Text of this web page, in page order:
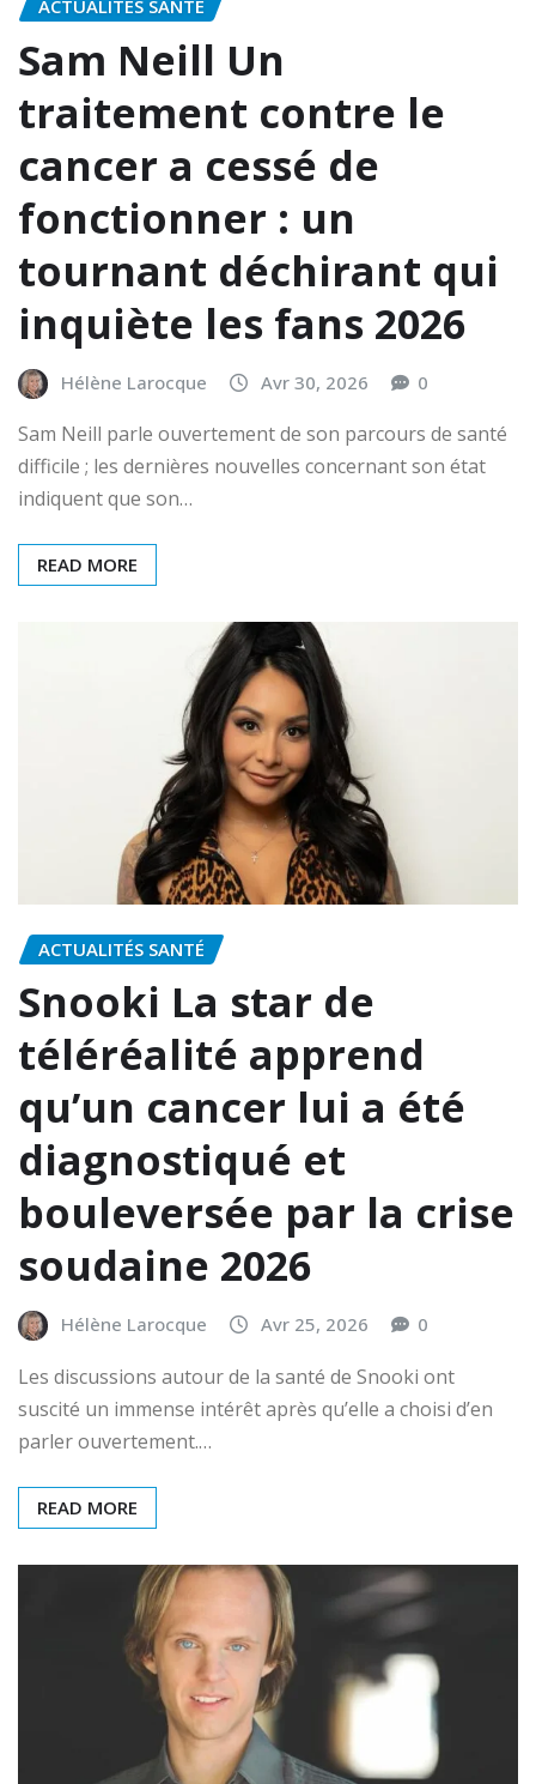
ACTUALITÉS SANTÉ
Sam Neill Un
traitement contre le
cancer a cessé de
fonctionner : un
tournant déchirant qui
inquiète les fans 2026
Hélène Larocque Avr 30, 2026 0
Sam Neill parle ouvertement de son parcours de santé
difficile ; les dernières nouvelles concernant son état
indiquent que son…
READ MORE
ACTUALITÉS SANTÉ
Snooki La star de
téléréalité apprend
qu’un cancer lui a été
diagnostiqué et
bouleversée par la crise
soudaine 2026
Hélène Larocque Avr 25, 2026 0
Les discussions autour de la santé de Snooki ont
suscité un immense intérêt après qu’elle a choisi d’en
parler ouvertement.…
READ MORE